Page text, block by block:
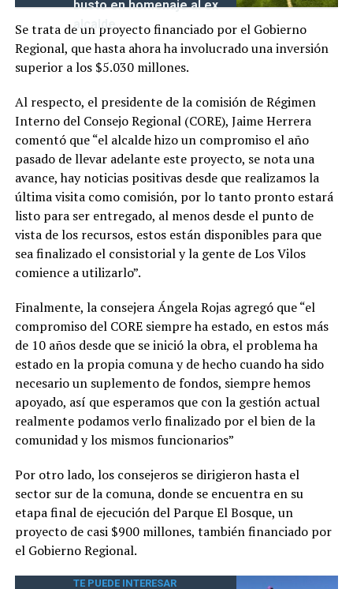
busto en homenaje al ex
alcalde
Se trata de un proyecto financiado por el Gobierno
Regional, que hasta ahora ha involucrado una inversión
superior a los $5.030 millones.
Al respecto, el presidente de la comisión de Régimen
Interno del Consejo Regional (CORE), Jaime Herrera
comentó que “el alcalde hizo un compromiso el año
pasado de llevar adelante este proyecto, se nota una
avance, hay noticias positivas desde que realizamos la
última visita como comisión, por lo tanto pronto estará
listo para ser entregado, al menos desde el punto de
vista de los recursos, estos están disponibles para que
sea finalizado el consistorial y la gente de Los Vilos
comience a utilizarlo”.
Finalmente, la consejera Ángela Rojas agregó que “el
compromiso del CORE siempre ha estado, en estos más
de 10 años desde que se inició la obra, el problema ha
estado en la propia comuna y de hecho cuando ha sido
necesario un suplemento de fondos, siempre hemos
apoyado, así que esperamos que con la gestión actual
realmente podamos verlo finalizado por el bien de la
comunidad y los mismos funcionarios”
Por otro lado, los consejeros se dirigieron hasta el
sector sur de la comuna, donde se encuentra en su
etapa final de ejecución del Parque El Bosque, un
proyecto de casi $900 millones, también financiado por
el Gobierno Regional.
TE PUEDE INTERESAR